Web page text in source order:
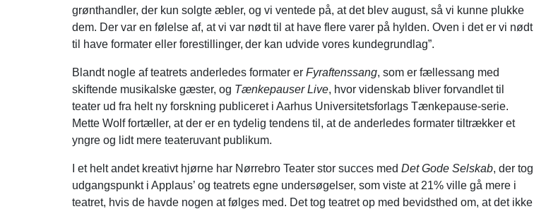
grønthandler, der kun solgte æbler, og vi ventede på, at det blev august, så vi kunne plukke
dem. Der var en følelse af, at vi var nødt til at have flere varer på hylden. Oven i det er vi nødt
til have formater eller forestillinger, der kan udvide vores kundegrundlag”.
Blandt nogle af teatrets anderledes formater er Fyraftenssang, som er fællessang med
skiftende musikalske gæster, og Tænkepauser Live, hvor videnskab bliver forvandlet til
teater ud fra helt ny forskning publiceret i Aarhus Universitetsforlags Tænkepause-serie.
Mette Wolf fortæller, at der er en tydelig tendens til, at de anderledes formater tiltrækker et
yngre og lidt mere teateruvant publikum.
I et helt andet kreativt hjørne har Nørrebro Teater stor succes med Det Gode Selskab, der tog
udgangspunkt i Applaus’ og teatrets egne undersøgelser, som viste at 21% ville gå mere i
teatret, hvis de havde nogen at følges med. Det tog teatret op med bevidsthed om, at det ikke